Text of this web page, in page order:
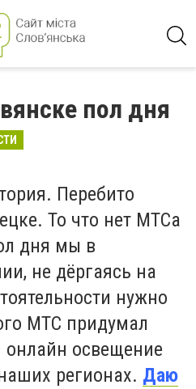
пол дня
Перебито
То что нет МТСа
дня мы в
не дёргаясь на
нужно
МТС придумал
освещение
регионах. Даю